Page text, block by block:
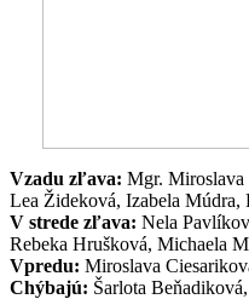
Vzadu zľava: Mgr. Miroslava
Lea Žideková, Izabela
V strede zľava: Nela
Rebeka Hrušková, Michaela
Vpredu: Miroslava
Chýbajú: Šarlota